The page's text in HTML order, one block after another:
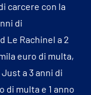
carcere con la
di
Le Rachinel a 2
euro di multa,
a 3 anni di
di multa e 1 anno